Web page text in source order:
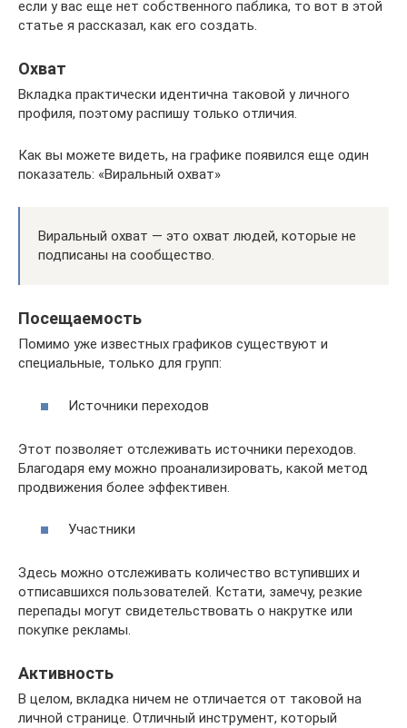
если у вас еще нет собственного паблика, то вот в этой
статье я рассказал, как его создать.
Охват
Вкладка практически идентична таковой у личного
профиля, поэтому распишу только отличия.
Как вы можете видеть, на графике появился еще один
показатель: «Виральный охват»
Виральный охват — это охват людей, которые не
подписаны на сообщество.
Посещаемость
Помимо уже известных графиков существуют и
специальные, только для групп:
Источники переходов
Этот позволяет отслеживать источники переходов.
Благодаря ему можно проанализировать, какой метод
продвижения более эффективен.
Участники
Здесь можно отслеживать количество вступивших и
отписавшихся пользователей. Кстати, замечу, резкие
перепады могут свидетельствовать о накрутке или
покупке рекламы.
Активность
В целом, вкладка ничем не отличается от таковой на
личной странице. Отличный инструмент, который